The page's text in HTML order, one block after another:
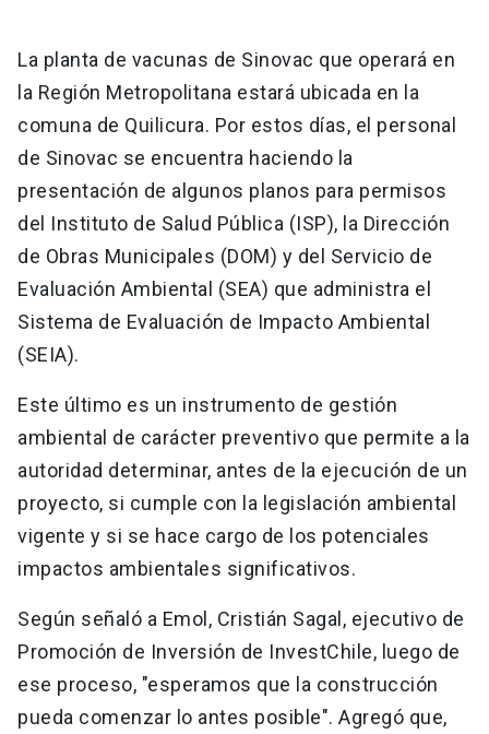
La planta de vacunas de Sinovac que operará en
la Región Metropolitana estará ubicada en la
comuna de Quilicura. Por estos días, el personal
de Sinovac se encuentra haciendo la
presentación de algunos planos para permisos
del Instituto de Salud Pública (ISP), la Dirección
de Obras Municipales (DOM) y del Servicio de
Evaluación Ambiental (SEA) que administra el
Sistema de Evaluación de Impacto Ambiental
(SEIA).
Este último es un instrumento de gestión
ambiental de carácter preventivo que permite a la
autoridad determinar, antes de la ejecución de un
proyecto, si cumple con la legislación ambiental
vigente y si se hace cargo de los potenciales
impactos ambientales significativos.
Según señaló a Emol, Cristián Sagal, ejecutivo de
Promoción de Inversión de InvestChile, luego de
ese proceso, "esperamos que la construcción
pueda comenzar lo antes posible". Agregó que,